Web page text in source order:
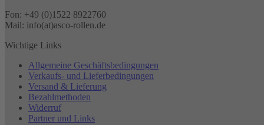
Fon: +49 (0)1522 8922760
Mail: info(at)asco-rollen.de
Wichtige Links
Allgemeine Geschäftsbedingungen
Verkaufs- und Lieferbedingungen
Versand & Lieferung
Bezahlmethoden
Widerruf
Partner und Links